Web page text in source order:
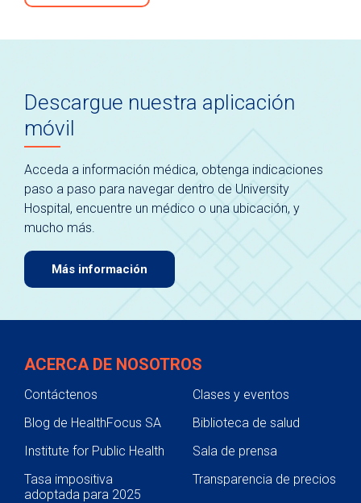
Descargue nuestra aplicación
móvil
Acceda a información médica, obtenga indicaciones
paso a paso para navegar dentro de University
Hospital, encuentre un médico o una ubicación, y
mucho más.
Más información
ACERCA DE NOSOTROS
Contáctenos
Clases y eventos
Blog de HealthFocus SA
Biblioteca de salud
Institute for Public Health
Sala de prensa
Tasa impositiva
adoptada para 2025
Transparencia de precios